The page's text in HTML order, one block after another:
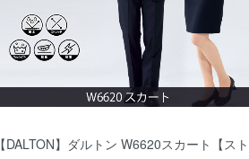
【DALTON】ダルトン W6620スカート【スト